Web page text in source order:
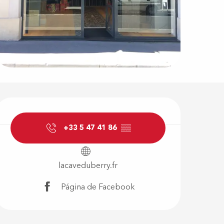
y
+33 5 47 41 86 ▒▒
lacaveduberry.fr
Página de Facebook